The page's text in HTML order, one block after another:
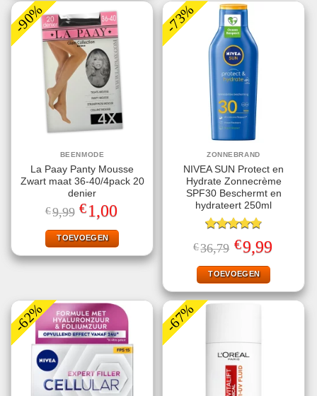
-90%
BEENMODE
La Paay Panty Mousse
Zwart maat 36-40/4pack 20
denier
€9,99 Oorspronkelijke
prijs
was:
€9,99.
€1,00
is:
€1,00.
TOEVOEGEN
-73%
ZONNEBRAND
NIVEA SUN Protect en
Hydrate Zonnecrème
SPF30 Beschermt en
hydrateert 250ml
Gewaardeerd
4.78uit 5
€36,79 Oorspronkelijke
prijs
was:
€36,79.
€9,99Huidige
prijs
TOEVOEGEN
-62% -67%